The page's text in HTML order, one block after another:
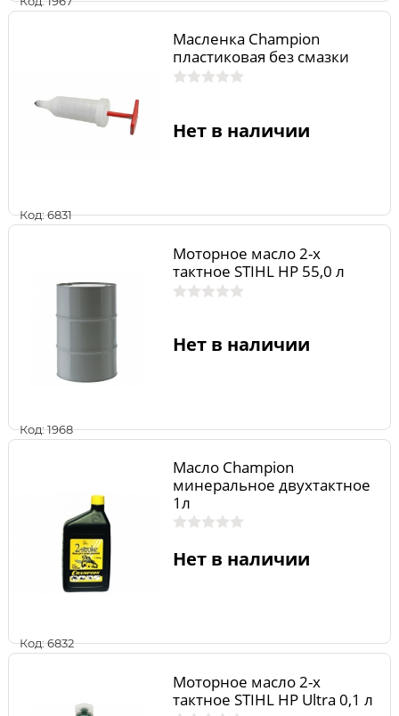
Код: 6831
Масленка Champion
пластиковая без смазки
Нет в наличии
Код: 1968
Моторное масло 2-х
тактное STIHL HP 55,0 л
Нет в наличии
Код: 6832
Масло Champion
минеральное двухтактное
1л
Нет в наличии
Моторное масло 2-х
тактное STIHL HP Ultra 0,1 л